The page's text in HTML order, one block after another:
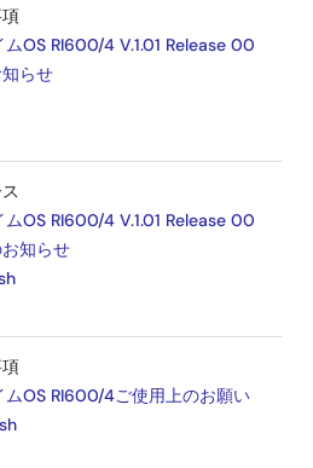
OS RI600/4 V.1.01 Release 00
らせ
OS RI600/4 V.1.01 Release 00
知らせ
ムOS RI600/4ご使用上のお願い